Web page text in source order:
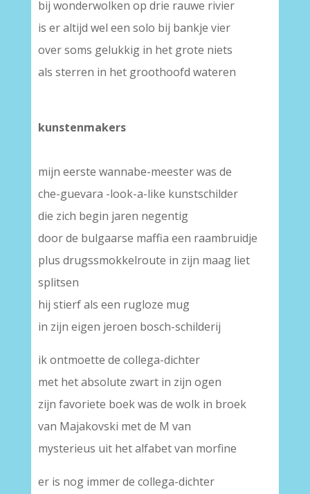
bij wonderwolken op drie rauwe rivier
is er altijd wel een solo bij bankje vier
over soms gelukkig in het grote niets
als sterren in het groothoofd wateren
kunstenmakers
mijn eerste wannabe-meester was de
che-guevara -look-a-like kunstschilder
die zich begin jaren negentig
door de bulgaarse maffia een raambruidje
plus drugssmokkelroute in zijn maag liet
splitsen
hij stierf als een rugloze mug
in zijn eigen jeroen bosch-schilderij
ik ontmoette de collega-dichter
met het absolute zwart in zijn ogen
zijn favoriete boek was de wolk in broek
van Majakovski met de M van
mysterieus uit het alfabet van morfine
er is nog immer de collega-dichter